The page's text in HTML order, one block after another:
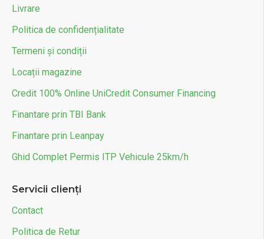
Livrare
Politica de confidențialitate
Termeni și condiții
Locații magazine
Credit 100% Online UniCredit Consumer Financing
Finantare prin TBI Bank
Finantare prin Leanpay
Ghid Complet Permis ITP Vehicule 25km/h
Servicii clienți
Contact
Politica de Retur